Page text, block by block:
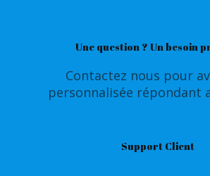
Une question ? Un besoin
Contactez nous pour
personnalisée répondant
Support Client